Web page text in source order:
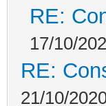
RE:
17/10/
RE:
21/10/